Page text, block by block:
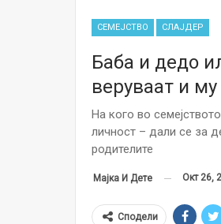
СЕМЕЈСТВО СЛАЈДЕР
Бaба и дедо
веруваат и
На кого во
личност – дали се за
родителите
Мајка И Дете Окт 26,
Сподели